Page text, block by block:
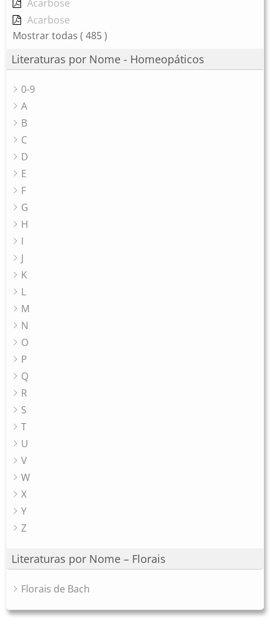
Acarbose
Acarbose
Mostrar todas ( 485 )
Literaturas por Nome - Homeopáticos
0-9
A
B
C
D
E
F
G
H
I
J
K
L
M
N
O
P
Q
R
S
T
U
V
W
X
Y
Z
Literaturas por Nome – Florais
Florais de Bach